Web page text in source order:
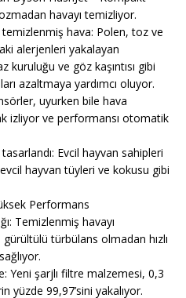
havayı temizliyor.
hava: Polen, toz ve
alerjenleri yakalayan
kuruluğu ve göz kaşıntısı gibi
azaltmaya yardımcı oluyor.
uyurken bile hava
izliyor ve performansı otomatik
Evcil hayvan sahipleri
hayvan tüyleri ve kokusu gibi
Performans
Temizlenmiş havayı
türbülans olmadan hızlı
Yeni şarjlı filtre malzemesi, 0,3
yüzde 99,97’sini yakalıyor.